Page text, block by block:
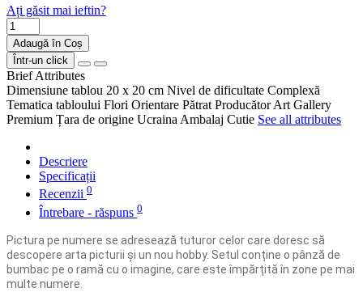
Ați găsit mai ieftin?
Adaugă în Coș
Într-un click
Brief Attributes
Dimensiune tablou 20 x 20 cm Nivel de dificultate Complexă
Tematica tabloului Flori Orientare Pătrat Producător Art Gallery
Premium Țara de origine Ucraina Ambalaj Cutie See all attributes
Descriere
Specificații
Recenzii 0
Întrebare - răspuns 0
Pictura pe numere se adresează tuturor celor care doresc să
descopere arta picturii și un nou hobby. Setul conține o pânză de
bumbac pe o ramă cu o imagine, care este împărțită în zone pe mai
multe numere.